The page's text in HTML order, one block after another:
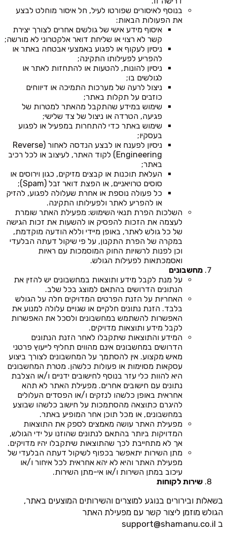
בנוסף לאיסורים שפורטו לעיל, חל איסור מוחלט לבצע
את הפעולות הבאות:
איסוף מידע אישי של גולשים אחרים לצורך יצירת
קשר לא רצוי או שליחת דואר אלקטרוני לא מורשה;
ניסיון לעקוף או לפגוע באמצעי אבטחה באתר או
להפריע לפעילותו התקינה;
ניסיון להונות, להטעות או להתחזות לאתר או
לגולשים בו;
ניצול לרעה של מערכות התמיכה או דיווחים
כוזבים על תקלות באתר;
שימוש במידע שהתקבל מהאתר למטרות של
פגיעה, הטרדה או ניצול של צד שלישי;
שימוש באתר כדי להתחרות במפעיל או לפגוע
בעסקיו;
ניסיון לפענח או לבצע הנדסה לאחור (Reverse
Engineering) לקוד האתר, לעיצוב או לכל רכיב
באתר;
העלאת תוכנות או קבצים מזיקים, כגון וירוסים או
סוסים טרויאניים, או הפצת דואר זבל (Spam);
כל פעולה נוספת או אחרת שעלולה לפגוע, להזיק
או להפריע לאתר ולפעילותו התקינה.
השלכות הפרת תנאי השימוש: מפעילת האתר שומרת
לעצמה את הזכות להפסיק או להשעות את זכות הגישה
של כל גולש לאתר, באופן מיידי וללא הודעה מוקדמת,
במקרה של הפרת התקנון, על פי שיקול דעתה הבלעדי
וכן לפנות לרשויות החוק המוסמכות עם ראיות
ואסמכתאות לפעילות הגולש.
מחשבונים
על מנת לקבל מידע ותוצאות במחשבונים יש להזין את
הנתונים הדרושים בהתאם למוצג בכל שלב.
האחריות על הזנת הפרטים המדויקים חלה על הגולש
בלבד. הזנת נתונים חלקיים או שגויים עלולה למנוע את
האפשרות להשתמש במחשבונים ולסכל את האפשרות
לקבל מידע ותוצאות מדויקים.
המידע והתוצאות שיתקבלו לאחר הזנת הנתונים
הדרושים במחשבונים אינם מהווים תחליף לייעוץ פרטני
מאיש מקצוע. אין להסתמך על המחשבונים לצורך ביצוע
עסקאות מסוימות או פעולות כלשהן. מטרת המחשבונים
היא להוות כלי עזר בנוסף לחישובים ידניים ו/או הצלבת
נתונים עם חישובים אחרים. מפעילת האתר לא תהא
אחראית באופן כלשהו לנזקים ו/או הפסדים העלולים
להיגרם כתוצאה מהסתמכות על חישוב כלשהו שבוצע
במחשבונים, או מכל תוכן אחר המופיע באתר.
מפעילת האתר עושה מאמצים לספק את התוצאות
המדויקות ביותר בהתאם לנתונים שהוזנו על ידי הגולש,
אך לא מתחייבת לכך שהתוצאות שיתקבלו יהיו מדויקים.
מתן השירות יתאפשר בכפוף לשיקול דעתה הבלעדי של
מפעילת האתר והיא לא יהא אחראית לכל איחור ו/או
עיכוב במתן השירות ו/או אי-מתן השירות.
שירות לקוחות
בשאלות ובירורים בנוגע למוצרים והשירותים המוצעים באתר,
הגולש מוזמן ליצור קשר עם מפעילת האתר
ב support@shamanu.co.il